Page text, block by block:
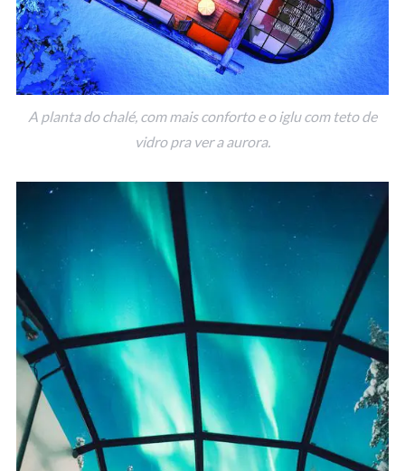
A planta do chalé, com mais conforto e o iglu com teto de
vidro pra ver a aurora.